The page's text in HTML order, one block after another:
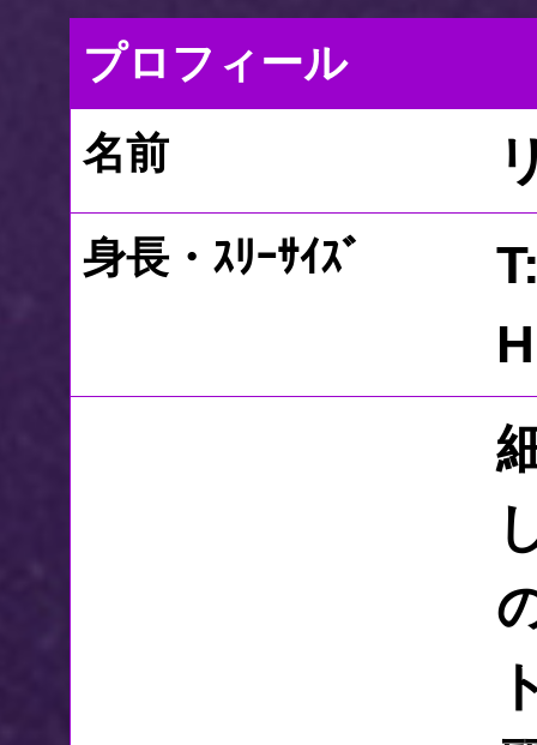
プロフィール
名前
身長・ｽﾘｰｻｲｽﾞ